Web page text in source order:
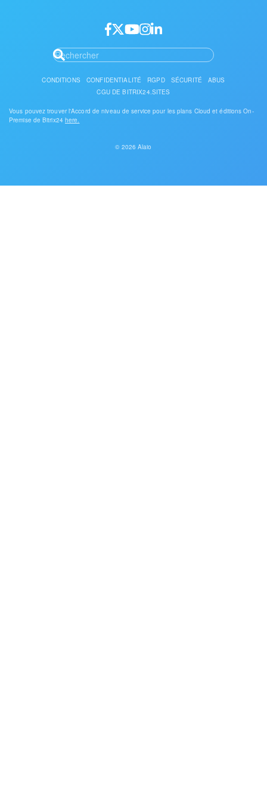
CONDITIONS CONFIDENTIALITÉ RGPD SÉCURITÉ
ABUS
CGU DE BITRIX24.SITES
Vous pouvez trouver l'Accord de niveau de service pour les plans Cloud et éditions On-
Premise de Bitrix24 here.
© 2026 Alaio